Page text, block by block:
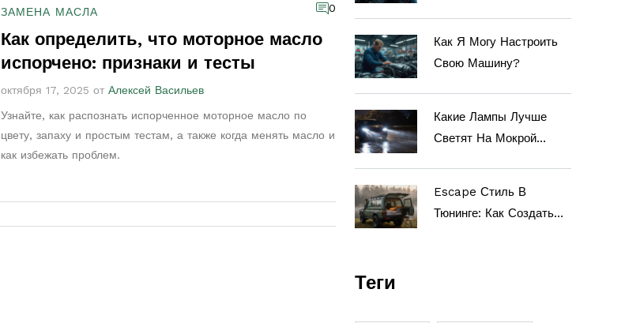
ЗАМЕНА МАСЛА 0
Как определить, что моторное масло
испорчено: признаки и тесты
октября 17, 2025 от Алексей Васильев
Узнайте, как распознать испорченное моторное масло по
цвету, запаху и простым тестам, а также когда менять масло и
как избежать проблем.
Как Я Могу Настроить
Свою Машину?
Какие Лампы Лучше
Светят На Мокрой
Escape Стиль В
Тюнинге: Как Создать
Теги